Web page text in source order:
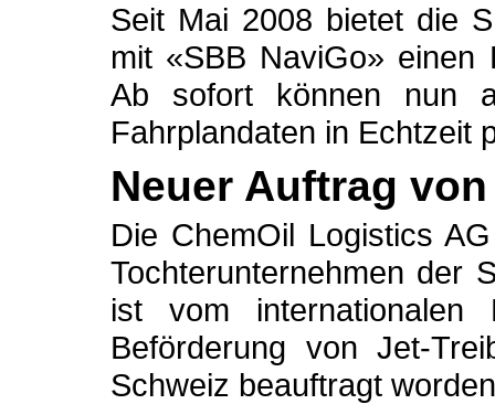
Seit Mai 2008 bietet die
mit «SBB NaviGo» einen
Ab sofort können nun
Fahrplandaten in Echtzeit
Neuer Auftrag
Die ChemOil Logistics
Tochterunternehmen der
ist vom internationalen
Beförderung von Jet-
Schweiz beauftragt